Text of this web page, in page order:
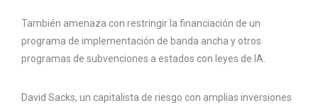
También amenaza con restringir la financiación de un
programa de implementación de banda ancha y otros
programas de subvenciones a estados con leyes de IA.
David Sacks, un capitalista de riesgo con amplias inversiones